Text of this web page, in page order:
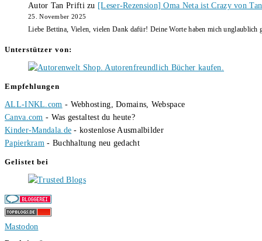
Autor Tan Prifti zu [Leser-Rezension] Oma Neta ist Crazy von
25. November 2025
Liebe Bettina, Vielen, vielen Dank dafür! Deine Worte haben mich unglaublich
Unterstützer von:
Empfehlungen
ALL-INKL.com - Webhosting, Domains, Webspace
Canva.com - Was gestaltest du heute?
Kinder-Mandala.de - kostenlose Ausmalbilder
Papierkram - Buchhaltung neu gedacht
Gelistet bei
Mastodon